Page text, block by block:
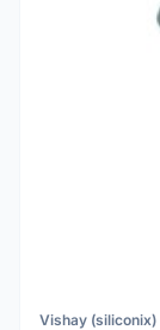
Vishay (siliconix)